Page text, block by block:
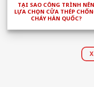
TẠI SAO CÔNG TRÌNH NÊN
LỰA CHỌN CỬA THÉP
CHÁY HÀN QUỐC?